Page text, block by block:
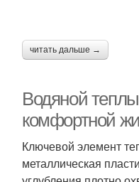
читать дальше →
Водяной
комфортной
Ключевой элемент
металлическая